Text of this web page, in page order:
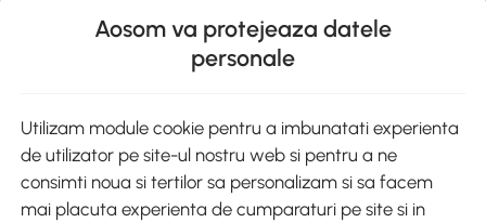
Descarca aplicatia Aosom
Google Play
Aosom va protejeaza datele
personale
Utilizam module cookie pentru a imbunatati experienta
de utilizator pe site-ul nostru web si pentru a ne
consimti noua si tertilor sa personalizam si sa facem
mai placuta experienta de cumparaturi pe site si in